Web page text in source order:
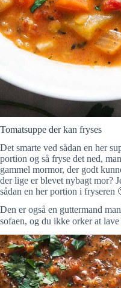
Tomatsuppe der kan fryses
Det smarte ved sådan en her
portion og så fryse det ned,
gammel mormor, der godt
der lige er blevet nybagt mor?
sådan en her portion i fryseren
Den er også en guttermand
sofaen, og du ikke orker at